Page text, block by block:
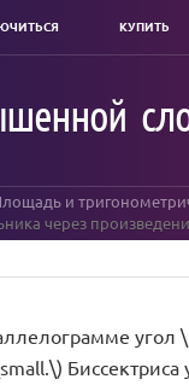
КУПИТЬ
и
через
угол